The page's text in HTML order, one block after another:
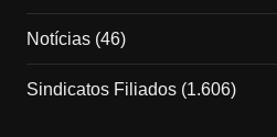
Notícias(46)
Sindicatos Filiados(1.606)